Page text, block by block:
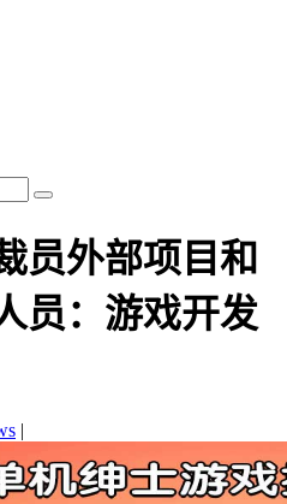
员外部项目和
员：游戏开发
|